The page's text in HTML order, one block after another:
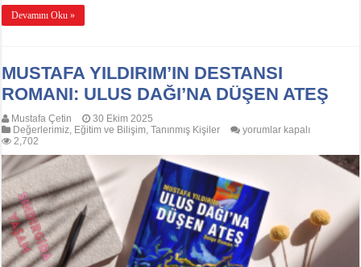
Devamını Oku »
MUSTAFA YILDIRIM’IN DESTANSI
ROMANI: ULUS DAĞI’NA DÜŞEN ATEŞ
Mustafa Çetin
30 Ekim 2025
Değerlerimiz Eğitim ve Bilişim ,Tanınmış Kişiler
MUSTAFA
DAĞI’NA
DÜŞEN
ATEŞ
için
yorumlar kapalı
2,702